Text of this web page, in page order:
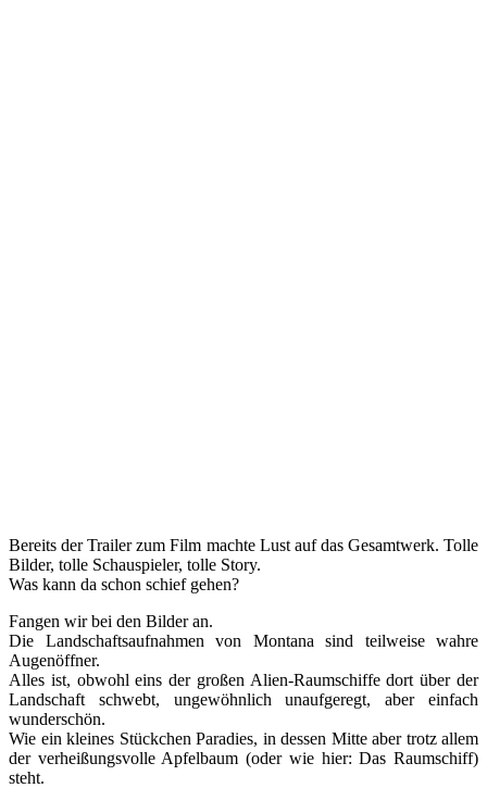
Bereits der Trailer zum Film machte Lust auf das Gesamtwerk. Tolle
Bilder, tolle Schauspieler, tolle Story.
Was kann da schon schief gehen?
Fangen wir bei den Bilder an.
Die Landschaftsaufnahmen von Montana sind teilweise wahre
Augenöffner.
Alles ist, obwohl eins der großen Alien-Raumschiffe dort über der
Landschaft schwebt, ungewöhnlich unaufgeregt, aber einfach
wunderschön.
Wie ein kleines Stückchen Paradies, in dessen Mitte aber trotz allem
der verheißungsvolle Apfelbaum (oder wie hier: Das Raumschiff)
steht.